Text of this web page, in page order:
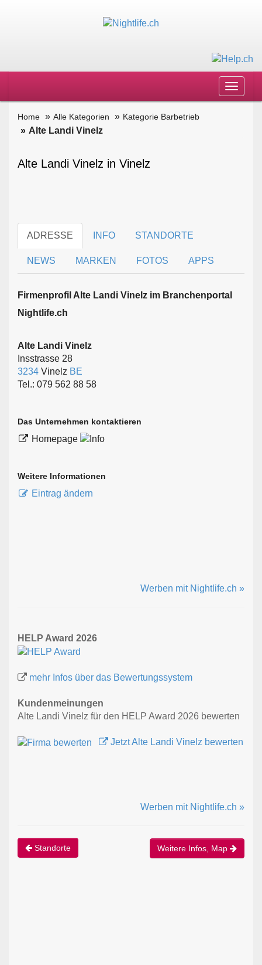
Toggle
Home Alle Kategorien Kategorie Barbetrieb
Alte Landi Vinelz
Alte Landi Vinelz in Vinelz
ADRESSE INFO STANDORTE
NEWS MARKEN FOTOS APPS
Firmen­profil Alte Landi Vinelz im Branchen­portal
Nightlife.ch
Alte Landi Vinelz
Insstrasse 28
3234 Vinelz BE
Tel.: 079 562 88 58
Das Unternehmen kontaktieren
Homepage
Weitere Informationen
Eintrag ändern
Werben mit Nightlife.ch »
HELP Award 2026
mehr Infos über das Bewertungssystem
Kundenmeinungen
Alte Landi Vinelz für den HELP Award 2026 bewerten
Jetzt Alte Landi Vinelz bewerten
Werben mit Nightlife.ch »
Standorte Weitere Infos, Map